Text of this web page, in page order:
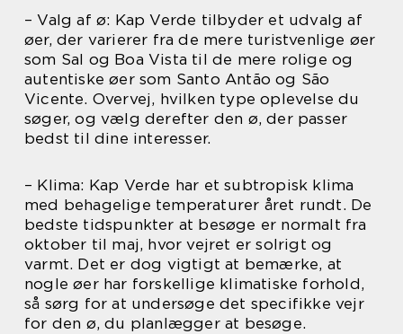
– Valg af ø: Kap Verde tilbyder et udvalg af
øer, der varierer fra de mere turistvenlige øer
som Sal og Boa Vista til de mere rolige og
autentiske øer som Santo Antão og São
Vicente. Overvej, hvilken type oplevelse du
søger, og vælg derefter den ø, der passer
bedst til dine interesser.
– Klima: Kap Verde har et subtropisk klima
med behagelige temperaturer året rundt. De
bedste tidspunkter at besøge er normalt fra
oktober til maj, hvor vejret er solrigt og
varmt. Det er dog vigtigt at bemærke, at
nogle øer har forskellige klimatiske forhold,
så sørg for at undersøge det specifikke vejr
for den ø, du planlægger at besøge.